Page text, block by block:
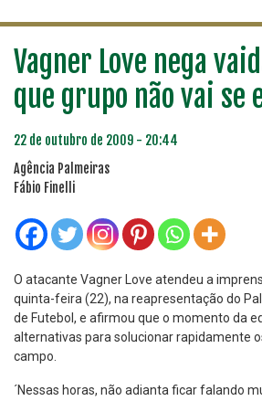
Vagner Love nega
que grupo não vai se
22 de outubro de 2009 - 20:44
Agência Palmeiras
Fábio Finelli
O atacante Vagner Love atendeu a
quinta-feira (22), na reapresentação do
de Futebol, e afirmou que o momento da
alternativas para solucionar rapidamente
campo.
´Nessas horas, não adianta ficar falando